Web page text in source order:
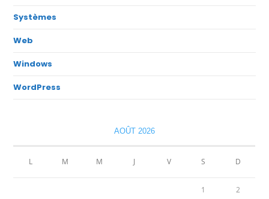
Systèmes
Web
Windows
WordPress
AOÛT 2026
L M M J V S D
1 2